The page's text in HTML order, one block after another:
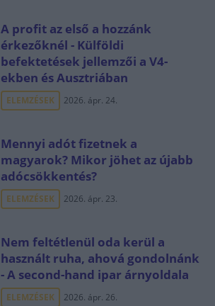
A profit az első a hozzánk
érkezőknél - Külföldi
befektetések jellemzői a V4-
ekben és Ausztriában
ELEMZÉSEK 2026. ápr. 24.
Mennyi adót fizetnek a
magyarok? Mikor jöhet az újabb
adócsökkentés?
ELEMZÉSEK 2026. ápr. 23.
Nem feltétlenül oda kerül a
használt ruha, ahová gondolnánk
- A second-hand ipar árnyoldala
ELEMZÉSEK 2026. ápr. 26.